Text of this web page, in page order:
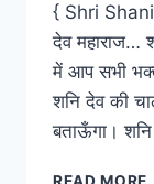
{ Shri Shani
देव महाराज…
में आप सभी
शनि देव की
बताऊँगा।